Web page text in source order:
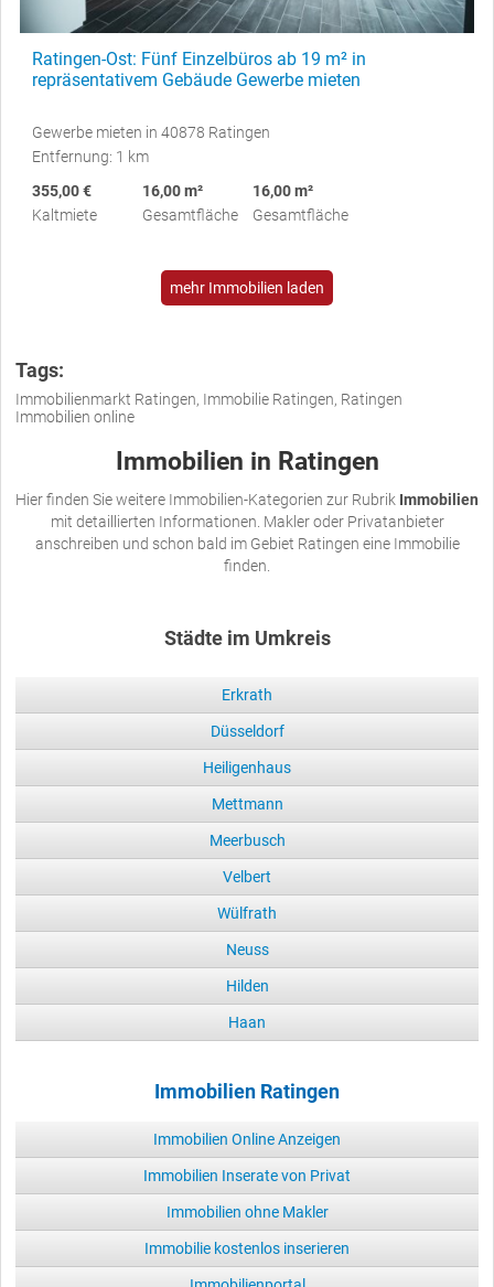
Ratingen-Ost: Fünf Einzelbüros ab 19 m² in
repräsentativem Gebäude Gewerbe mieten
Gewerbe mieten in 40878 Ratingen
Entfernung: 1 km
355,00 €
Kaltmiete
16,00 m²
Gesamtfläche
16,00 m²
Gesamtfläche
mehr Immobilien laden
Tags:
Immobilienmarkt Ratingen, Immobilie Ratingen, Ratingen
Immobilien online
Immobilien in Ratingen
Hier finden Sie weitere Immobilien-Kategorien zur Rubrik Immobilien
mit detaillierten Informationen. Makler oder Privatanbieter
anschreiben und schon bald im Gebiet Ratingen eine Immobilie
finden.
Städte im Umkreis
Erkrath
Düsseldorf
Heiligenhaus
Mettmann
Meerbusch
Velbert
Wülfrath
Neuss
Hilden
Haan
Immobilien Ratingen
Immobilien Online Anzeigen
Immobilien Inserate von Privat
Immobilien ohne Makler
Immobilie kostenlos inserieren